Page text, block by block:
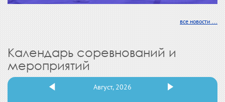
все новости ...
Календарь соревнований и
мероприятий
Август, 2026